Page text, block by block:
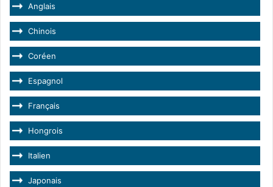
Anglais
Chinois
Coréen
Espagnol
Français
Hongrois
Italien
Japonais